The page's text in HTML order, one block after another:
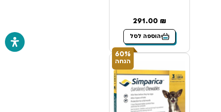
291.00 ₪
הוספה לסל
60%
הנחה